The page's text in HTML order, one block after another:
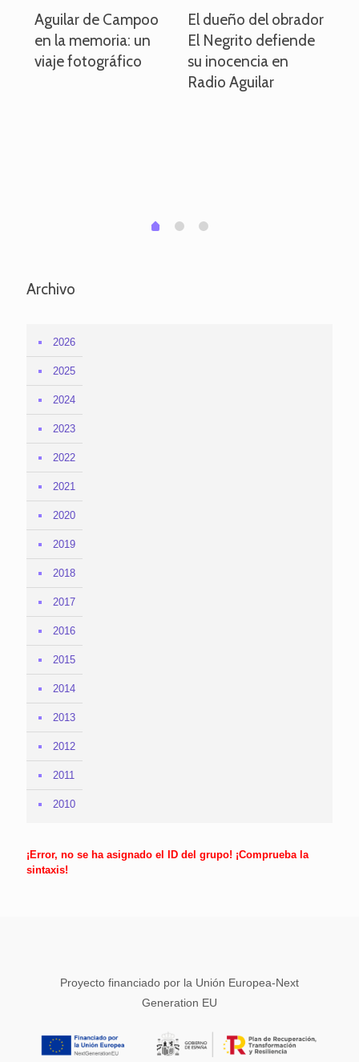
Aguilar de Campoo
en la memoria: un
viaje fotográfico
El dueño del obrador
El Negrito defiende
su inocencia en
Radio Aguilar
0 1 2
Archivo
2026
2025
2024
2023
2022
2021
2020
2019
2018
2017
2016
2015
2014
2013
2012
2011
2010
¡Error, no se ha asignado el ID del grupo! ¡Comprueba la
sintaxis!
Proyecto financiado por la Unión Europea-Next
Generation EU